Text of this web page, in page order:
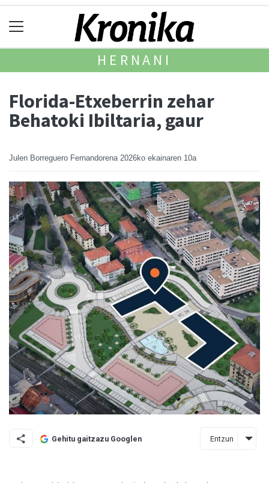
HERNANI
Florida-Etxeberrin zehar
Behatoki Ibiltaria, gaur
Julen Borreguero Fernandorena 2026ko ekainaren 10a
Gehitu gaitzazu Googlen Entzun